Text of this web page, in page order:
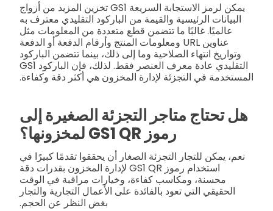
يمكن لرمز الاستجابة السريعة GS1 تخزين المزيد من أزواج
البيانات الرئيسية والقيمة من الباركود التقليدي معترف به
عالميًا. غالبًا ما تتضمن قطع متعددة من المعلومات مثل
عناوين URL ومعلومات المنتج وأرقام الدفعة أو الدفعة
وتواريخ انتهاء الصلاحية وما إلى ذلك، بينما تتضمن الباركود
التقليدي عادة معرف العنصر فقط. لذلك، فإن الباركود GS1
المستخدمة في التجزئة لإدارة المخزون هي أكثر دقة وكفاءة.
هل تحتاج متاجر التجزئة الصغيرة إلى
رموز GS1 QR لمخزونها؟
نعم، يمكن للتجار التجزئة الصغار أن يحققوا تقدمًا كبيرًا في
استخدام رموز GS1 QR لإدارة المخزون بقدرات دقة
محسنة، ومكاسب كفاءة، وخيارات مراقبة في الوقت
الحقيقي التي تعود بالفائدة على الأعمال التجارية والتجار
بغض النظر عن الحجم.